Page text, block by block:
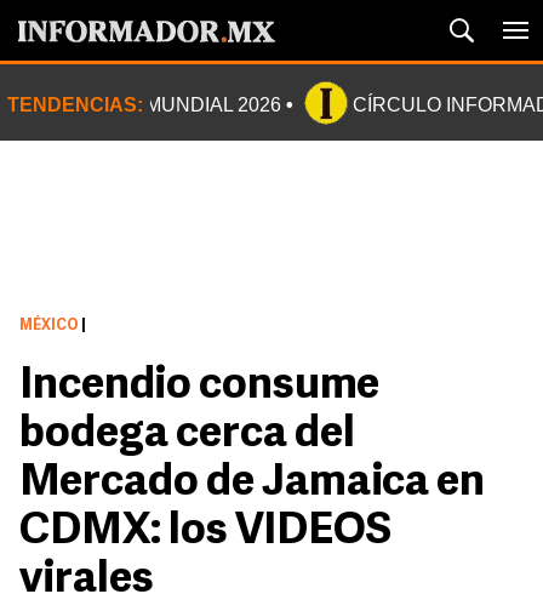
TENDENCIAS: MUNDIAL 2026 CÍRCULO
MÉXICO
Incendio consume
bodega cerca del
Mercado de Jamaica en
CDMX: los VIDEOS
virales